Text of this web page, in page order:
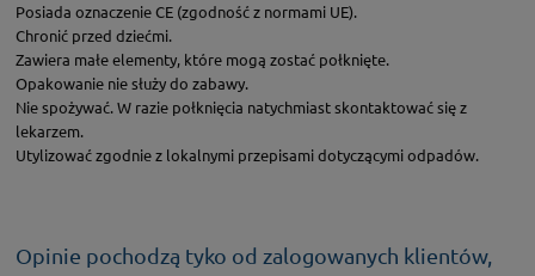
Posiada oznaczenie CE (zgodność z normami UE).
Chronić przed dziećmi.
Zawiera małe elementy, które mogą zostać połknięte.
Opakowanie nie służy do zabawy.
Nie spożywać. W razie połknięcia natychmiast skontaktować się z
lekarzem.
Utylizować zgodnie z lokalnymi przepisami dotyczącymi odpadów.
Opinie pochodzą tyko od zalogowanych klientów,